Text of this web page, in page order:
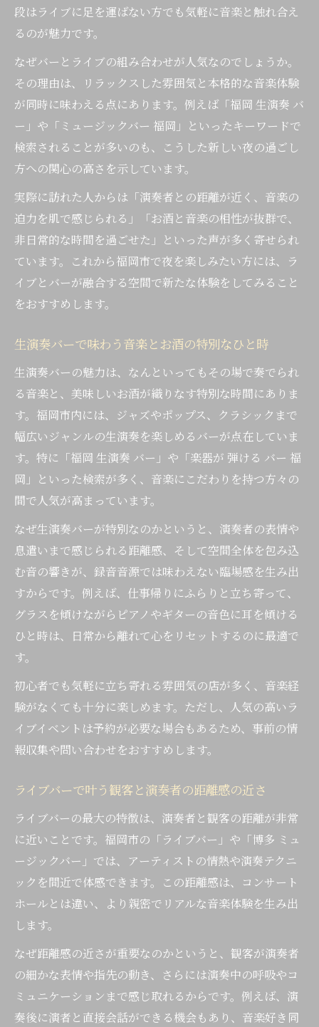
段はライブに足を運ばない方でも気軽に音楽と触れ合え
るのが魅力です。
なぜバーとライブの組み合わせが人気なのでしょうか。
その理由は、リラックスした雰囲気と本格的な音楽体験
が同時に味わえる点にあります。例えば「福岡 生演奏 バ
ー」や「ミュージックバー 福岡」といったキーワードで
検索されることが多いのも、こうした新しい夜の過ごし
方への関心の高さを示しています。
実際に訪れた人からは「演奏者との距離が近く、音楽の
迫力を肌で感じられる」「お酒と音楽の相性が抜群で、
非日常的な時間を過ごせた」といった声が多く寄せられ
ています。これから福岡市で夜を楽しみたい方には、ラ
イブとバーが融合する空間で新たな体験をしてみること
をおすすめします。
生演奏バーで味わう音楽とお酒の特別なひと時
生演奏バーの魅力は、なんといってもその場で奏でられ
る音楽と、美味しいお酒が織りなす特別な時間にありま
す。福岡市内には、ジャズやポップス、クラシックまで
幅広いジャンルの生演奏を楽しめるバーが点在していま
す。特に「福岡 生演奏 バー」や「楽器が 弾ける バー 福
岡」といった検索が多く、音楽にこだわりを持つ方々の
間で人気が高まっています。
なぜ生演奏バーが特別なのかというと、演奏者の表情や
息遣いまで感じられる距離感、そして空間全体を包み込
む音の響きが、録音音源では味わえない臨場感を生み出
すからです。例えば、仕事帰りにふらりと立ち寄って、
グラスを傾けながらピアノやギターの音色に耳を傾ける
ひと時は、日常から離れて心をリセットするのに最適で
す。
初心者でも気軽に立ち寄れる雰囲気の店が多く、音楽経
験がなくても十分に楽しめます。ただし、人気の高いラ
イブイベントは予約が必要な場合もあるため、事前の情
報収集や問い合わせをおすすめします。
ライブバーで叶う観客と演奏者の距離感の近さ
ライブバーの最大の特徴は、演奏者と観客の距離が非常
に近いことです。福岡市の「ライブバー」や「博多 ミュ
ージックバー」では、アーティストの情熱や演奏テクニ
ックを間近で体感できます。この距離感は、コンサート
ホールとは違い、より親密でリアルな音楽体験を生み出
します。
なぜ距離感の近さが重要なのかというと、観客が演奏者
の細かな表情や指先の動き、さらには演奏中の呼吸やコ
ミュニケーションまで感じ取れるからです。例えば、演
奏後に演者と直接会話ができる機会もあり、音楽好き同